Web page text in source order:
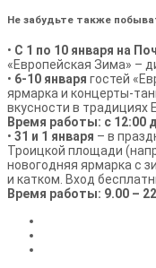
Не забудьте также
• С 1 по 10 января на
«Европейская Зима» –
• 6-10 января гостей
ярмарка и концерты-
вкусности в традициях
Время работы: с 12:00
• 31 и 1 января – в
Троицкой площади
новогодняя ярмарка с
и катком. Вход
Время работы: 9.00 –